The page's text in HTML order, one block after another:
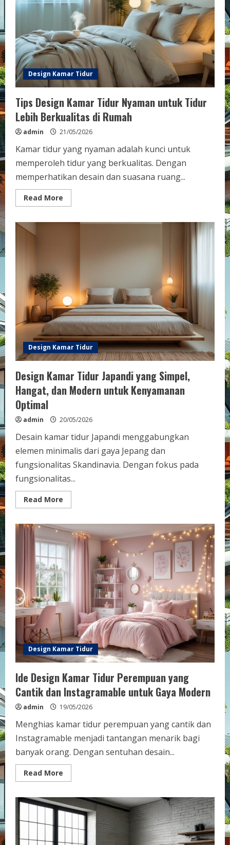
Design Kamar Tidur
Tips Design Kamar Tidur Nyaman untuk Tidur
Lebih Berkualitas di Rumah
admin 21/05/2026
Kamar tidur yang nyaman adalah kunci untuk
memperoleh tidur yang berkualitas. Dengan
memperhatikan desain dan suasana ruang...
Read More
more
Design
di
Rumah
Design Kamar Tidur
Design Kamar Tidur Japandi yang Simpel,
Hangat, dan Modern untuk Kenyamanan
Optimal
admin 20/05/2026
Desain kamar tidur Japandi menggabungkan
elemen minimalis dari gaya Jepang dan
fungsionalitas Skandinavia. Dengan fokus pada
fungsionalitas...
Read More
more
Kamar
Tidur
Japandi
yang
dan
Kenyamanan
Optimal
Design Kamar Tidur
Ide Design Kamar Tidur Perempuan yang
Cantik dan Instagramable untuk Gaya Modern
admin 19/05/2026
Menghias kamar tidur perempuan yang cantik dan
Instagramable menjadi tantangan menarik bagi
banyak orang. Dengan sentuhan desain...
Read More
more
Design
Kamar
Tidur
Perempuan
yang